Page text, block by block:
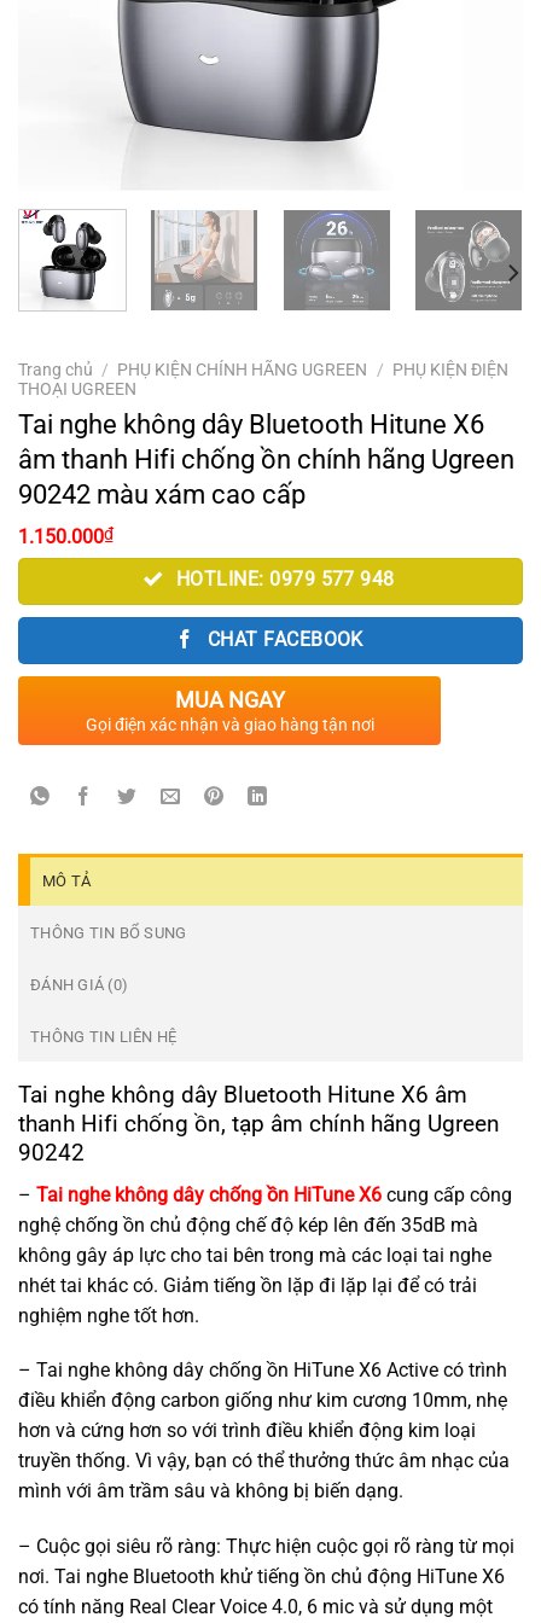
Trang chủ / PHỤ KIỆN CHÍNH HÃNG UGREEN / PHỤ KIỆN ĐIỆN
THOẠI UGREEN
Tai nghe không dây Bluetooth Hitune X6
âm thanh Hifi chống ồn chính hãng Ugreen
90242 màu xám cao cấp
1.150.000₫
HOTLINE: 0979 577 948
CHAT FACEBOOK
MUA NGAY
Gọi điện xác nhận và giao hàng tận nơi
MÔ TẢ
THÔNG TIN BỔ SUNG
ĐÁNH GIÁ (0)
THÔNG TIN LIÊN HỆ
Tai nghe không dây Bluetooth Hitune X6 âm
thanh Hifi chống ồn, tạp âm chính hãng Ugreen
90242
– Tai nghe không dây chống ồn HiTune X6 cung cấp công
nghệ chống ồn chủ động chế độ kép lên đến 35dB mà
không gây áp lực cho tai bên trong mà các loại tai nghe
nhét tai khác có. Giảm tiếng ồn lặp đi lặp lại để có trải
nghiệm nghe tốt hơn.
– Tai nghe không dây chống ồn HiTune X6 Active có trình
điều khiển động carbon giống như kim cương 10mm, nhẹ
hơn và cứng hơn so với trình điều khiển động kim loại
truyền thống. Vì vậy, bạn có thể thưởng thức âm nhạc của
mình với âm trầm sâu và không bị biến dạng.
– Cuộc gọi siêu rõ ràng: Thực hiện cuộc gọi rõ ràng từ mọi
nơi. Tai nghe Bluetooth khử tiếng ồn chủ động HiTune X6
có tính năng Real Clear Voice 4.0, 6 mic và sử dụng một